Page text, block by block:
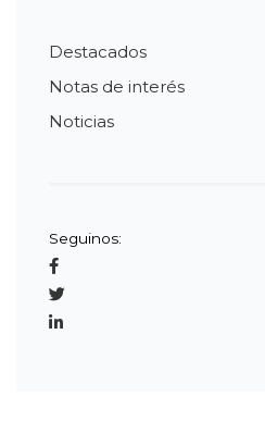
Destacados
Notas de interés
Noticias
Seguinos: